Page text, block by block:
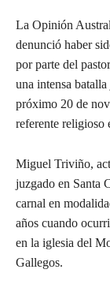
La Opinión
denunció haber
por parte del
una intensa
próximo 20 de
referente religioso
Miguel Triviño,
juzgado en Santa
carnal en
años cuando
en la iglesia del
Gallegos.